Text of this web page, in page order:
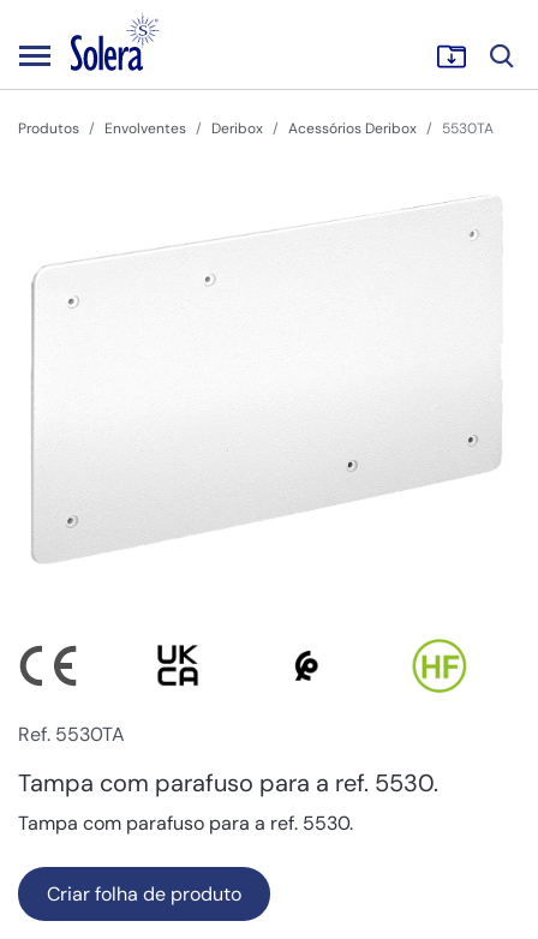
Produtos Envolventes Deribox Acessórios Deribox 5530TA
Ref. 5530TA
Tampa com parafuso para a ref. 5530.
Tampa com parafuso para a ref. 5530.
Criar folha de produto